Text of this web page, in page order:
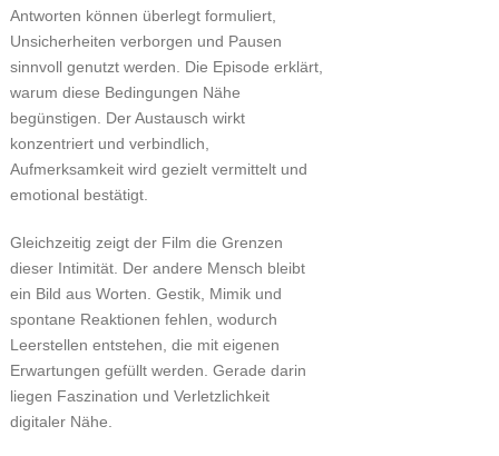
Antworten können überlegt formuliert,
Unsicherheiten verborgen und Pausen
sinnvoll genutzt werden. Die Episode erklärt,
warum diese Bedingungen Nähe
begünstigen. Der Austausch wirkt
konzentriert und verbindlich,
Aufmerksamkeit wird gezielt vermittelt und
emotional bestätigt.
Gleichzeitig zeigt der Film die Grenzen
dieser Intimität. Der andere Mensch bleibt
ein Bild aus Worten. Gestik, Mimik und
spontane Reaktionen fehlen, wodurch
Leerstellen entstehen, die mit eigenen
Erwartungen gefüllt werden. Gerade darin
liegen Faszination und Verletzlichkeit
digitaler Nähe.